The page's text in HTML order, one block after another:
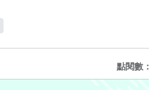
點閱數：